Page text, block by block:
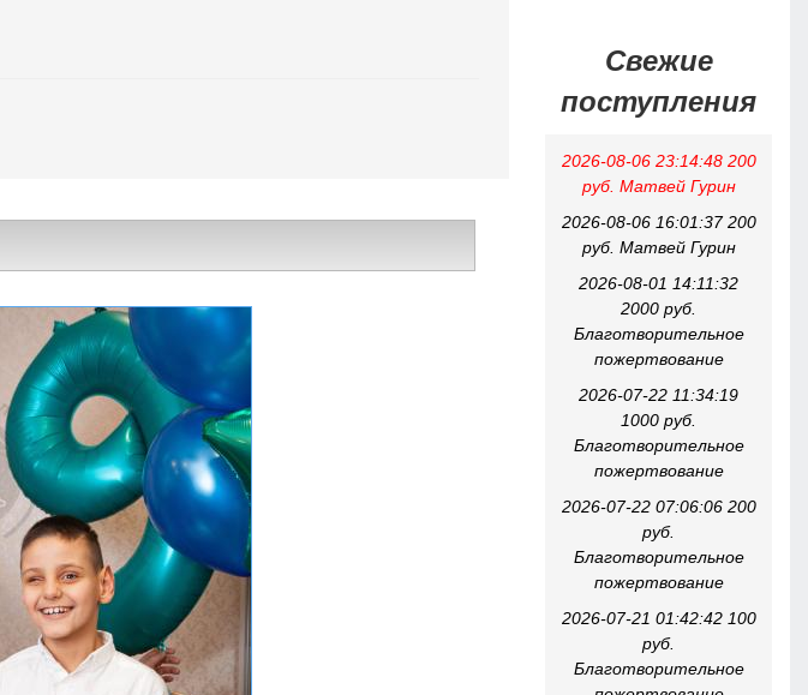
Свежие
поступления
2026-08-06 23:14:48 200
руб. Матвей Гурин
2026-08-06 16:01:37 200
руб. Матвей Гурин
2026-08-01 14:11:32
2000 руб.
Благотворительное
пожертвование
2026-07-22 11:34:19
1000 руб.
Благотворительное
пожертвование
2026-07-22 07:06:06 200
руб.
Благотворительное
пожертвование
2026-07-21 01:42:42 100
руб.
Благотворительное